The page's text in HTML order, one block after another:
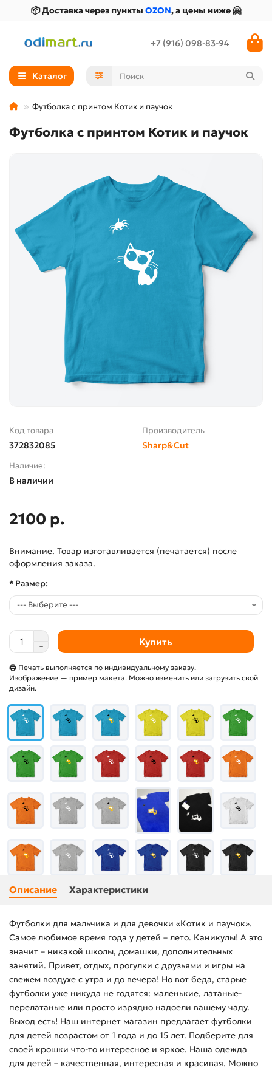
📦 Доставка через пункты OZON, а цены ниже 🤗
+7 (916) 098-83-94
Каталог
Футболка с принтом Котик и паучок
Футболка с принтом Котик и паучок
Код товара
372832085
Производитель
Sharp&Cut
Наличие:
В наличии
2100 р.
Внимание. Товар изготавливается (печатается) после
оформления заказа.
* Размер:
Купить
🖨 Печать выполняется по индивидуальному заказу.
Изображение — пример макета. Можно изменить или загрузить свой
дизайн.
Описание Характеристики
Футболки для мальчика и для девочки «Котик и паучок».
Самое любимое время года у детей – лето. Каникулы! А это
значит – никакой школы, домашки, дополнительных
занятий. Привет, отдых, прогулки с друзьями и игры на
свежем воздухе с утра и до вечера! Но вот беда, старые
футболки уже никуда не годятся: маленькие, латаные-
перелатаные или просто изрядно надоели вашему чаду.
Выход есть! Наш интернет магазин предлагает футболки
для детей возрастом от 1 года и до 15 лет. Подберите для
своей крошки что-то интересное и яркое. Наша одежда
для детей – качественная, интересная и красивая. Можно